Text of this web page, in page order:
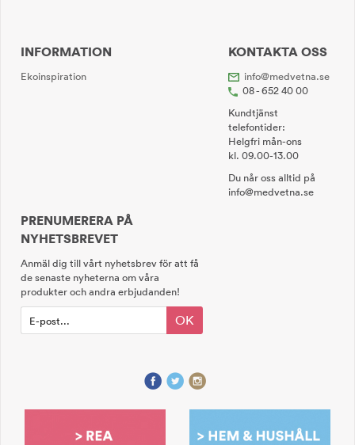
INFORMATION
Ekoinspiration
KONTAKTA OSS
info@medvetna.se
08 - 652 40 00
Kundtjänst
telefontider:
Helgfri mån-ons
kl. 09.00-13.00
Du når oss alltid på
info@medvetna.se
PRENUMERERA PÅ
NYHETSBREVET
Anmäl dig till vårt nyhetsbrev för att få
de senaste nyheterna om våra
produkter och andra erbjudanden!
OK